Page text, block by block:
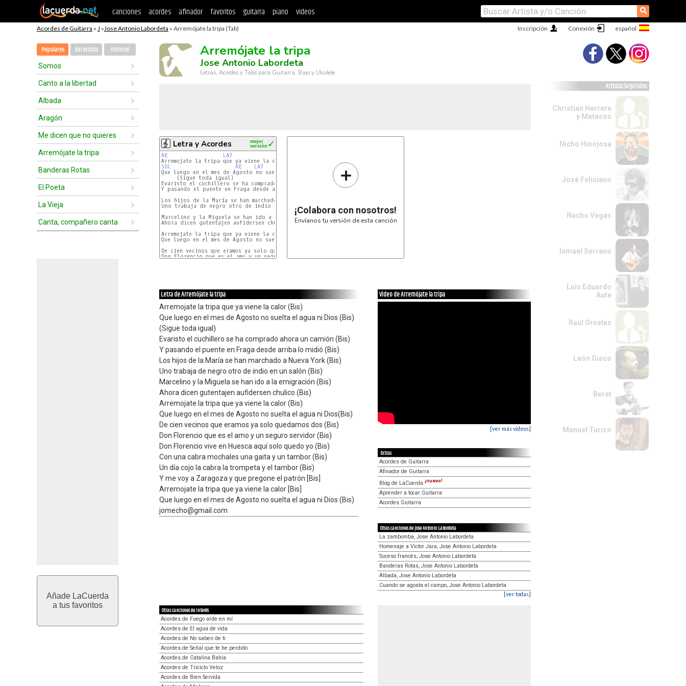
canciones acordes afinador favoritos guitarra piano videos ⚲
Acordes de Guitarra » J »Jose Antonio Labordeta » Arremójate la tripa (Tab) Conexión
Inscripción
Populares del Artista Historial
Somos
Canto a la libertad
Albada
Aragón
Me dicen que no quieres
Arremójate la tripa
Banderas Rotas
El Poeta
La Vieja
Canta, compañero canta
Añade LaCuerda
a tus favoritos
Arremójate la tripa
Jose Antonio Labordeta
Letras, Acordes y Tabs para Guitarra, Bajo y Ukulele
Letra y Acordes ✓
mejor
versión
RE LA7
SOL
RE LA7
Que luego en el mes de Agosto no suelta el agua ni Dios (Bis)
     (Sigue toda igual)
Evaristo el cuchillero se ha comprado ahora un camión (Bis)
Y pasando el puente en Fraga desde arriba lo midió (Bis)
Los hijos de la María se han marchado a Nueva York (Bis)
Uno trabaja de negro otro de indio en un salón (Bis)
Marcelino y la Miguela se han ido a la emigración (Bis)
Ahora dicen gutentajen aufidersen chulico (Bis)
Arremojate la tripa que ya viene la calor (Bis)
Que luego en el mes de Agosto no suelta el agua ni Dios(Bis)
De cien vecinos que eramos ya solo quedamos dos (Bis)
Don Florencio que es el amo y un seguro servidor (Bis)
+
¡Colabora con nosotros!
Envíanos tu versión de esta canción
Letra de Arremójate la tripa
Arremojate la tripa que ya viene la calor (Bis)
Que luego en el mes de Agosto no suelta el agua ni Dios (Bis)
(Sigue toda igual)
Evaristo el cuchillero se ha comprado ahora un camión (Bis)
Y pasando el puente en Fraga desde arriba lo midió (Bis)
Los hijos de la María se han marchado a Nueva York (Bis)
Uno trabaja de negro otro de indio en un salón (Bis)
Marcelino y la Miguela se han ido a la emigración (Bis)
Ahora dicen gutentajen aufidersen chulico (Bis)
Arremojate la tripa que ya viene la calor (Bis)
Que luego en el mes de Agosto no suelta el agua ni Dios(Bis)
De cien vecinos que eramos ya solo quedamos dos (Bis)
Don Florencio que es el amo y un seguro servidor (Bis)
Don Florencio vive en Huesca aquí solo quedo yo (Bis)
Con una cabra mochales una gaita y un tambor (Bis)
Un día cojo la cabra la trompeta y el tambor (Bis)
Y me voy a Zaragoza y que pregone el patrón [Bis]
Arremojate la tripa que ya viene la calor [Bis]
Que luego en el mes de Agosto no suelta el agua ni Dios (Bis)
jomecho@gmail.com
Video de Arremójate la tripa
[ver más videos]
Extras
Acordes de Guitarra
Afinador de Guitarra
Blog de LaCuerda ¡nuevo!
Aprender a tocar Guitarra
Acordes Guitarra
Otras canciones de Jose Antonio Labordeta
La zambomba, Jose Antonio Labordeta
Homenaje a Victor Jara, Jose Antonio Labordeta
Suceso francés, Jose Antonio Labordeta
Banderas Rotas, Jose Antonio Labordeta
Albada, Jose Antonio Labordeta
Cuando se agosta el campo, Jose Antonio Labordeta
[ver todas]
Otras canciones de interés
Acordes de Fuego arde en mí
Acordes de El agua de vida
Acordes de No saben de ti
Acordes de Señal que te he perdido
Acordes de Catalina Bahía
Acordes de Triciclo Veloz
Acordes de Bien Servida
Artistas Sugeridos
Christian Herrera
y Matacos
Nicho Hinojosa
José Feliciano
Nacho Vegas
Ismael Serrano
Luis Eduardo
Aute
Raul Ornelas
León Gieco
Beret
Manuel Turizo